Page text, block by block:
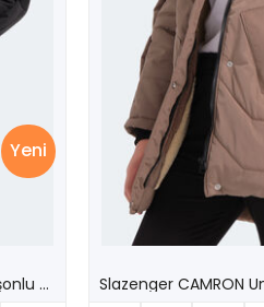
Yeni
Slazenger CAMRON Unisex Çocuk Kapüşonlu Şişme Siyah Mont & Kaban